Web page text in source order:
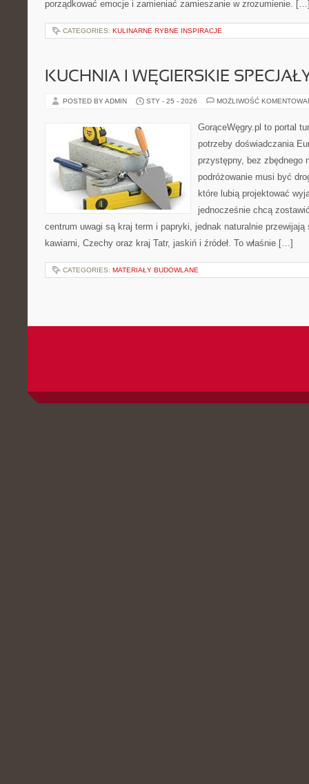
porządkować emocje i zamieniać zamieszanie w zrozumienie.
CATEGORIES: KULINARNE RYBNE INSPIRACJE
KUCHNIA I WĘGIERSKIE
POSTED BY ADMIN STY - 25 - 2026 MOŻLIWOŚĆ
GorąceWęgry.pl to portal
potrzeby doświadczania
przystępny, bez zbędnego
podróżowanie musi być
które lubią projektować
jednocześnie chcą
centrum uwagi są kraj term i papryki, jednak naturalnie
kawiarni, Czechy oraz kraj Tatr, jaskiń i źródeł. To właśnie […]
CATEGORIES: MATERIAŁY BUDOWLANE